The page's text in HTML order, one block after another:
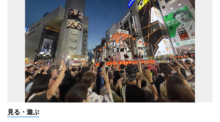
見る・遊ぶ